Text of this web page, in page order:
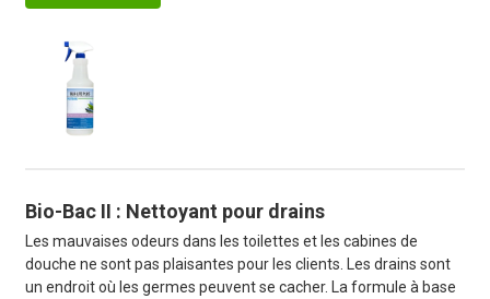
Bio-Bac II : Nettoyant pour drains
Les mauvaises odeurs dans les toilettes et les cabines de
douche ne sont pas plaisantes pour les clients. Les drains sont
un endroit où les germes peuvent se cacher. La formule à base